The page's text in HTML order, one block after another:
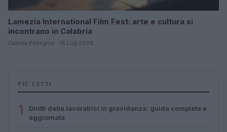
Lamezia International Film Fest: arte e cultura si
incontrano in Calabria
Camilla Pellegrini · 16 Lug 2026
PIÙ LETTI
1
Diritti delle lavoratrici in gravidanza: guida completa e
aggiornata